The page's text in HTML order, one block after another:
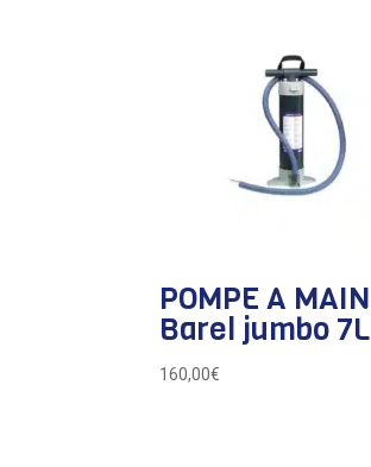
POMPE A MAIN
Barel jumbo 7L
160,00€